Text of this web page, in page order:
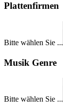
Plattenfirmen
Bitte wählen Sie ...
Musik Genre
Bitte wählen Sie ...